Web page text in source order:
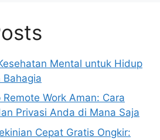
Mental untuk Hidup
Work Aman: Cara
Privasi Anda di Mana Saja
Cepat Gratis Ongkir: